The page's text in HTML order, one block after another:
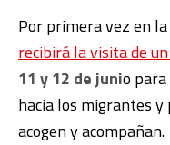
Por primera vez en
recibirá la visita de
11 y 12 de junio
hacia los migrantes
acogen y acompañan.